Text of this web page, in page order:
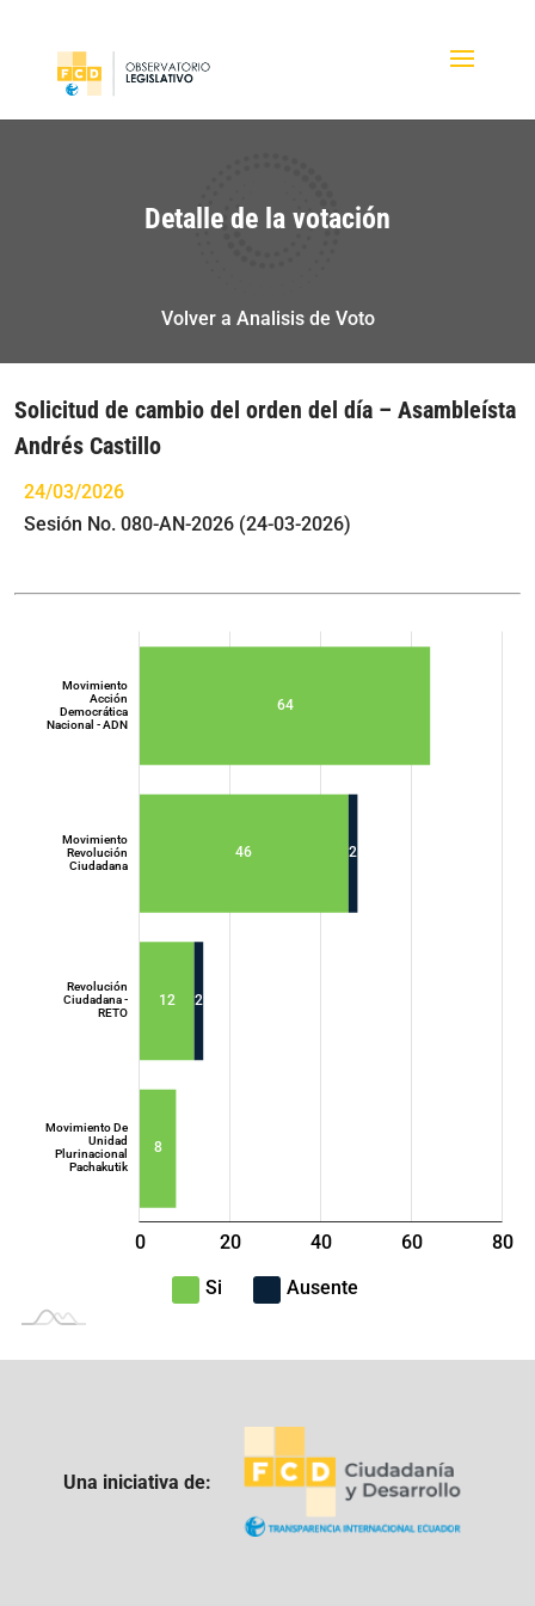
Detalle de la votación
Volver a Analisis de Voto
Solicitud de cambio del orden del día – Asambleísta
Andrés Castillo
24/03/2026
Sesión No. 080-AN-2026 (24-03-2026)
8
12
46
64
2
2
Movimiento De
Unidad
Plurinacional
Pachakutik
Revolución
Ciudadana -
RETO
Movimiento
Revolución
Ciudadana
Movimiento
Acción
Democrática
Nacional - ADN
L
-40
-20
0 20 40 60 80
100
Si
Ausente
Una iniciativa de: